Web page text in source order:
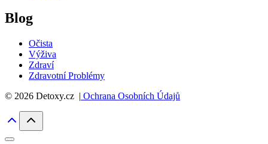
Blog
Očista
Výživa
Zdraví
Zdravotní Problémy
© 2026 Detoxy.cz | Ochrana Osobních Údajů